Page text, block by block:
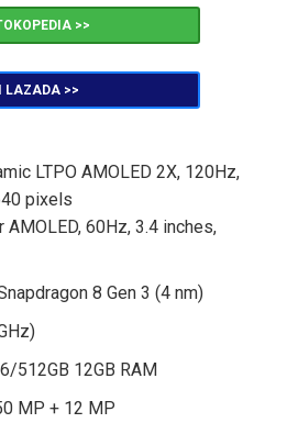
>>
LAZADA >>
LTPO AMOLED 2X, 120Hz,
pixels
AMOLED, 60Hz, 3.4 inches,
8 Gen 3 (4 nm)
512GB 12GB RAM
MP + 12 MP